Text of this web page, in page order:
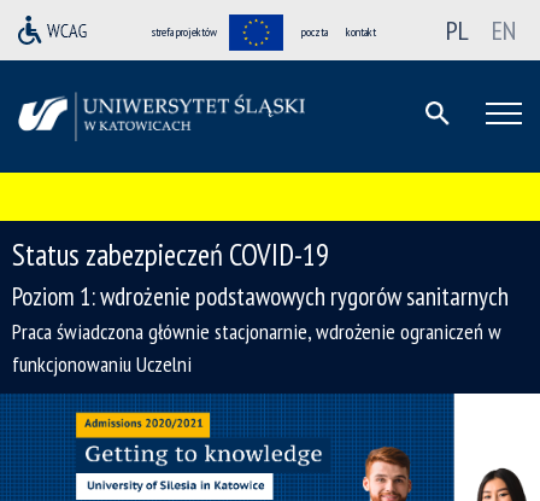
strefa projektów poczta kontakt PL EN
Status zabezpieczeń COVID-19
Poziom 1: wdrożenie podstawowych rygorów sanitarnych
Praca świadczona głównie stacjonarnie, wdrożenie ograniczeń w
funkcjonowaniu Uczelni